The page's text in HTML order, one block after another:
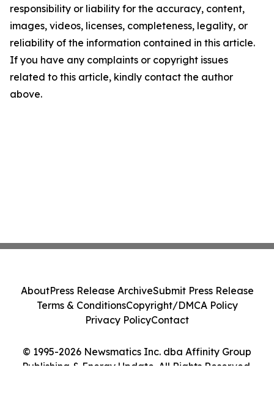
responsibility or liability for the accuracy, content,
images, videos, licenses, completeness, legality, or
reliability of the information contained in this article.
If you have any complaints or copyright issues
related to this article, kindly contact the author
above.
© 1995-2026 Newsmatics Inc. dba Affinity Group
Publishing & Energy Update. All Rights Reserved.
AboutPress Release ArchiveSubmit Press Release
Terms & ConditionsCopyright/DMCA Policy
Privacy PolicyContact